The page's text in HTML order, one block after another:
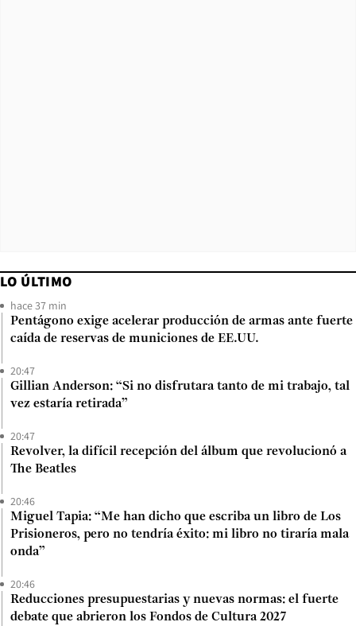
LO ÚLTIMO
hace 37 min
Pentágono exige acelerar producción de armas ante fuerte
caída de reservas de municiones de EE.UU.
20:47
Gillian Anderson: “Si no disfrutara tanto de mi trabajo, tal
vez estaría retirada”
20:47
Revolver, la difícil recepción del álbum que revolucionó a
The Beatles
20:46
Miguel Tapia: “Me han dicho que escriba un libro de Los
Prisioneros, pero no tendría éxito: mi libro no tiraría mala
onda”
20:46
Reducciones presupuestarias y nuevas normas: el fuerte
debate que abrieron los Fondos de Cultura 2027